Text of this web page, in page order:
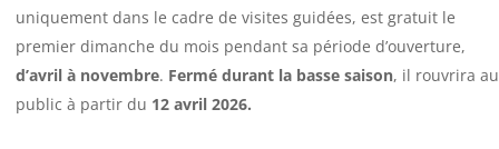
uniquement dans le cadre de visites guidées, est gratuit le
premier dimanche du mois pendant sa période d’ouverture,
d’avril à novembre. Fermé durant la basse saison, il rouvrira au
public à partir du 12 avril 2026.